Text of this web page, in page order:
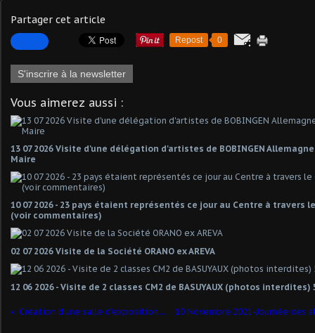
Partager cet article
Repost 0
S'inscrire à la newsletter
Vous aimerez aussi :
13 07 2026 Visite d'une délégation d'artistes de BOBINGEN
Maire
10 07 2026 - 23 pays étaient représentés ce jour au Centre à travers le
(voir commentaires)
02 07 2026 Visite de la Société ORANO ex AREVA
12 06 2026 - Visite de 2 classes CM2 de BASUYAUX (photos interdites)
Création d'une salle d'expositions de 57m2... dans un ancien local d'archives